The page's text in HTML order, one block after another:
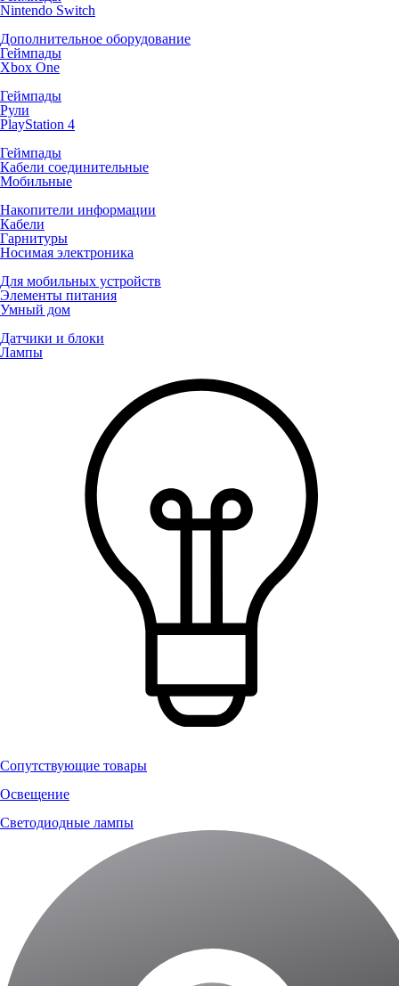
Nintendo Switch
Дополнительное оборудование
Геймпады
Xbox One
Геймпады
Рули
PlayStation 4
Геймпады
Кабели соединительные
Мобильные
Накопители информации
Кабели
Гарнитуры
Носимая электроника
Для мобильных устройств
Элементы питания
Умный дом
Датчики и блоки
Лампы
Сопутствующие товары
Освещение
Светодиодные лампы